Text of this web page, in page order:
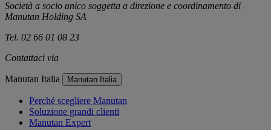
Società a socio unico soggetta a direzione e coordinamento di
Manutan Holding SA
Tel. 02 66 01 08 23
Contattaci via
Manutan Italia Manutan Italia
Perché scegliere Manutan
Soluzione grandi clienti
Manutan Expert